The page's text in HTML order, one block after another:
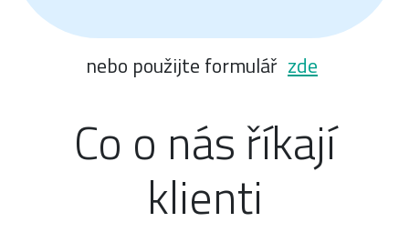
nebo použijte formulář zde
Co o nás říkají
klienti